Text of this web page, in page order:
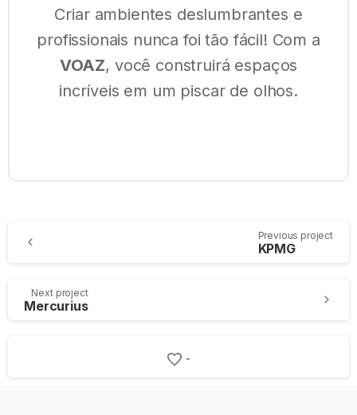
Criar ambientes deslumbrantes e
profissionais nunca foi tão fácil! Com a
VOAZ, você construirá espaços
incríveis em um piscar de olhos.
Reading
Previous project
KPMG
Next project
Mercurius
-